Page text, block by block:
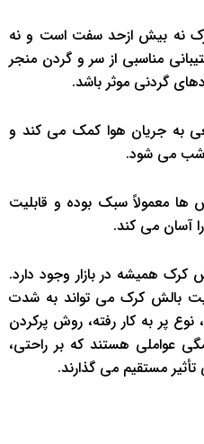
نه بیش ازحد سفت است و نه
مناسبی از سر و گردن منجر
گردنی موثر باشد.
به جریان هوا کمک می کند و
شب می شود.
ها معمولاً سبک بوده و قابلیت
آسان می کند.
کرک همیشه در بازار وجود دارد.
بالش کرک می تواند به شدت
پر به کار رفته، روش پرکردن
عواملی هستند که بر راحتی،
مستقیم می گذارند.